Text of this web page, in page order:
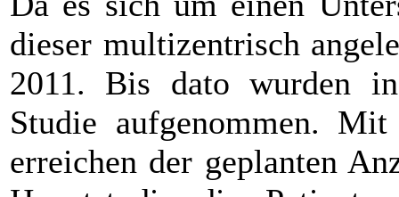
dieser multizentrisch
2011. Bis dato wurden
Studie aufgenommen.
erreichen der geplanten